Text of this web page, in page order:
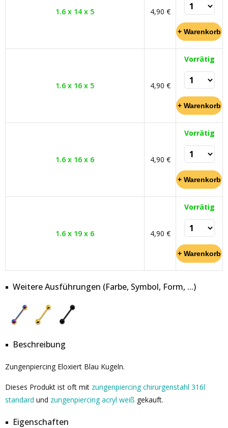
1.6 x 14 x 5 4,90 €
1.6 x 16 x 5 4,90 €
Vorrätig
1.6 x 16 x 6 4,90 €
Vorrätig
1.6 x 19 x 6 4,90 €
Vorrätig
Weitere Ausführungen (Farbe, Symbol, Form, ...)
Beschreibung
Zungenpiercing Eloxiert Blau Kugeln.
Dieses Produkt ist oft mit zungenpiercing chirurgenstahl 316l
standard und zungenpiercing acryl weiß gekauft.
Eigenschaften